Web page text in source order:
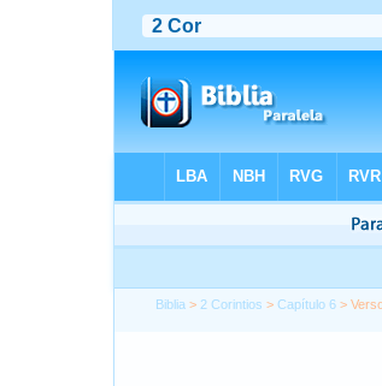
Biblia > 2 Corintios >Capítulo 6 >